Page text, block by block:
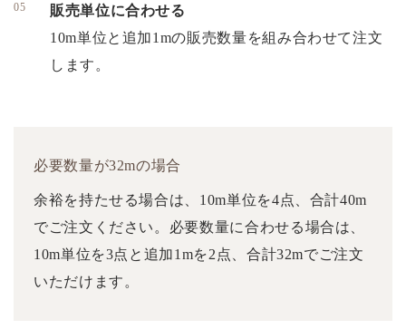
販売単位に合わせる
10m単位と追加1mの販売数量を組み合わせて注文
します。
必要数量が32mの場合
余裕を持たせる場合は、10m単位を4点、合計40m
でご注文ください。必要数量に合わせる場合は、
10m単位を3点と追加1mを2点、合計32mでご注文
いただけます。